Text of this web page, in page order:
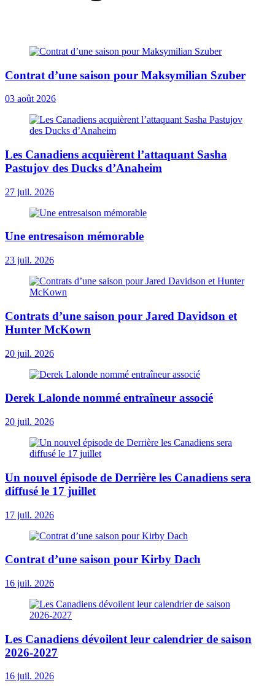
Contrat d’une saison pour Maksymilian Szuber
03 août 2026
Les Canadiens acquièrent l’attaquant Sasha
Pastujov des Ducks d’Anaheim
27 juil. 2026
Une entresaison mémorable
23 juil. 2026
Contrats d’une saison pour Jared Davidson et
Hunter McKown
20 juil. 2026
Derek Lalonde nommé entraîneur associé
20 juil. 2026
Un nouvel épisode de Derrière les Canadiens sera
diffusé le 17 juillet
17 juil. 2026
Contrat d’une saison pour Kirby Dach
16 juil. 2026
Les Canadiens dévoilent leur calendrier de saison
2026-2027
16 juil. 2026